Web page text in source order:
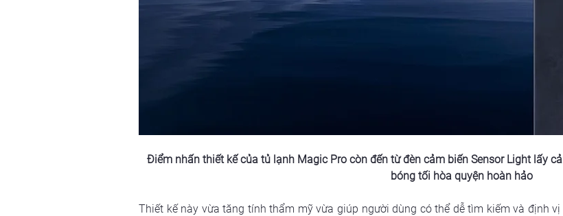
Điểm nhấn thiết kế của tủ lạnh Magic Pro còn đến từ đèn cảm biến Sensor Light lấy
bóng tối hòa quyện hoàn hảo
Thiết kế này vừa tăng tính thẩm mỹ vừa giúp người dùng có thể dễ tìm kiếm và định